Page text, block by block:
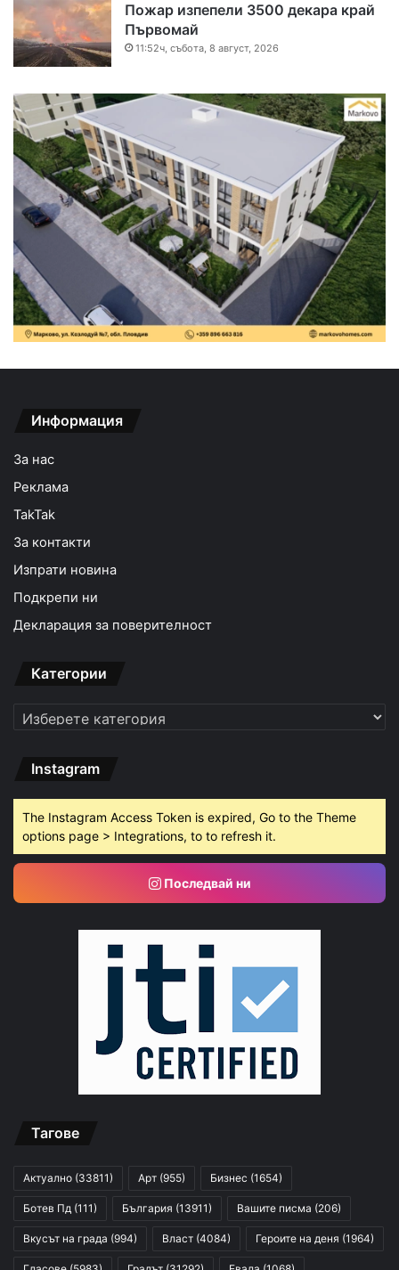
Пожар изпепели 3500 декара край
Първомай
11:52ч, събота, 8 август, 2026
Информация
За нас
Реклама
TakTak
За контакти
Изпрати новина
Подкрепи ни
Декларация за поверителност
Категории
Категории
Instagram
The Instagram Access Token is expired, Go to the Theme
options page > Integrations, to to refresh it.
Последвай ни
Тагове
Актуално (33811) Арт (955) Бизнес (1654)
Ботев Пд (111) България (13911) Вашите писма (206)
Вкусът на града (994) Власт (4084) Героите на деня (1964)